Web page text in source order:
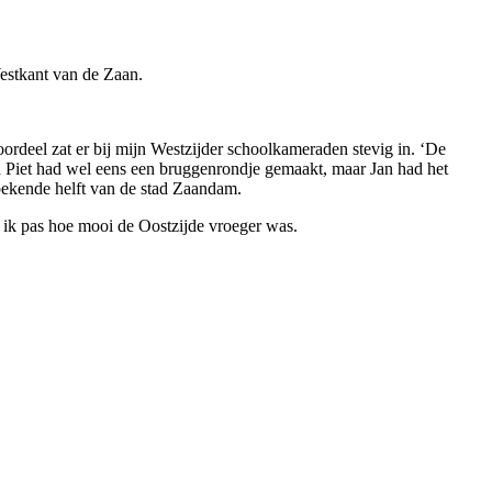
van de Zaan.
zat er bij mijn Westzijder schoolkameraden stevig in. ‘De
had wel eens een bruggenrondje gemaakt, maar Jan had het
helft van de stad Zaandam.
pas hoe mooi de Oostzijde vroeger was.